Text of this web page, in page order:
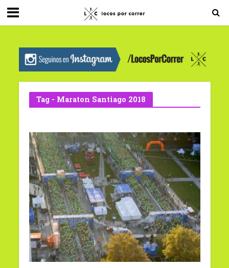
G-0X2PD3RFLV
Tag - Maraton Santiago 2018